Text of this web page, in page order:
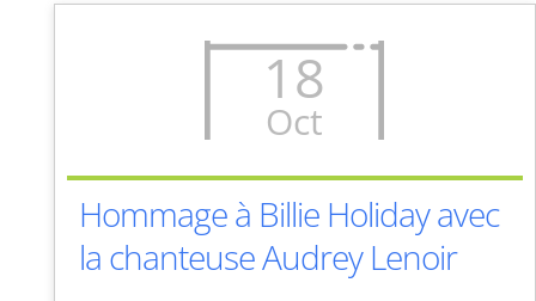
18
Oct
Hommage à Billie Holiday avec
la chanteuse Audrey Lenoir